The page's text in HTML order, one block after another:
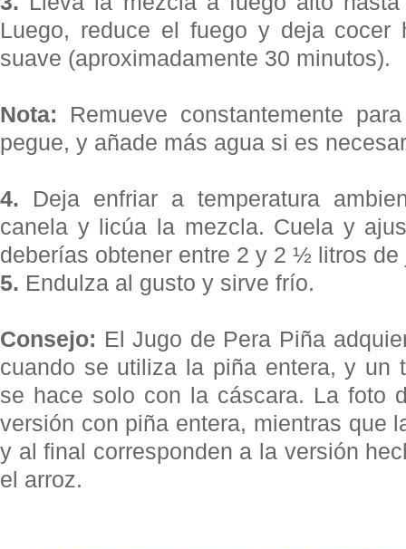
Luego, reduce el fuego y deja cocer
suave (aproximadamente 30 minutos).
Nota: Remueve constantemente
pegue, y añade más agua si es
4. Deja enfriar a temperatura
canela y licúa la mezcla. Cuela y
deberías obtener entre 2 y 2 ½ litros de
5. Endulza al gusto y sirve frío.
Consejo: El Jugo de Pera Piña
cuando se utiliza la piña entera, y un
se hace solo con la cáscara. La foto
versión con piña entera, mientras que
y al final corresponden a la versión
el arroz.